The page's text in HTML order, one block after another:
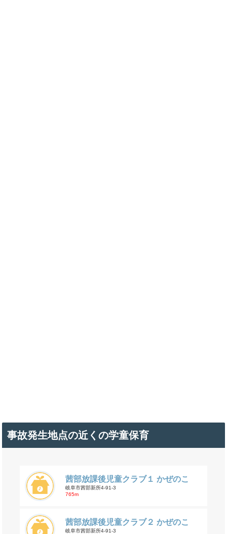
事故発生地点の近くの学童保育
茜部放課後児童クラブ１ かぜのこ
岐阜市茜部新所4-91-3
765m
茜部放課後児童クラブ２ かぜのこ
岐阜市茜部新所4-91-3